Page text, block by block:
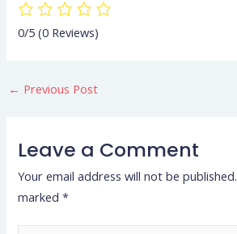
0/5(0 Reviews)
← Previous Post
Leave a Comment
Your email address will not be published.
marked*